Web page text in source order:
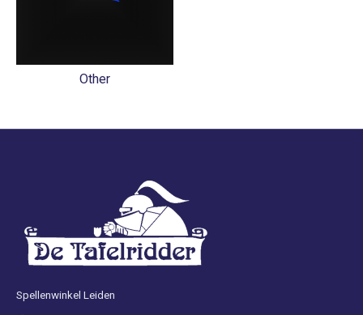
Other
Spellenwinkel Leiden